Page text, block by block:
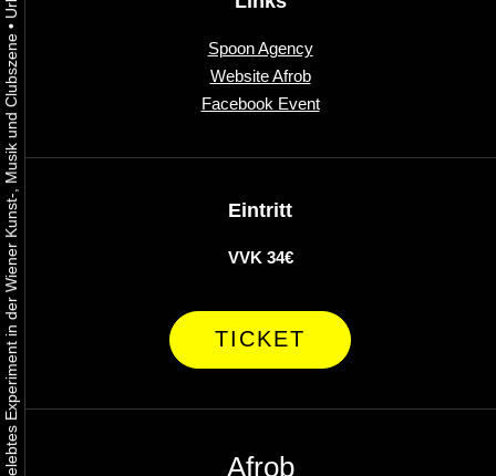
Urbaner Aktivismus als gelebtes Experiment in der Wiener Kunst-, Musik und Clubszene
•
Spoon Agency
Website Afrob
Facebook Event
Eintritt
VVK 34€
TICKET
Afrob